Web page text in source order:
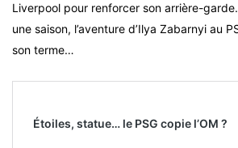
Liverpool pour renforcer son arrière-
une saison, l’aventure d’Ilya Zabarnyi au
son terme…
Étoiles, statue… le PSG copie l’OM ?